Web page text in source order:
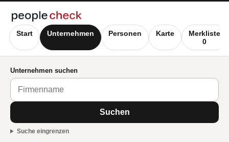
Start Unternehmen Personen Karte
Merkliste
0
Unternehmen suchen
Suchen
Suche eingrenzen